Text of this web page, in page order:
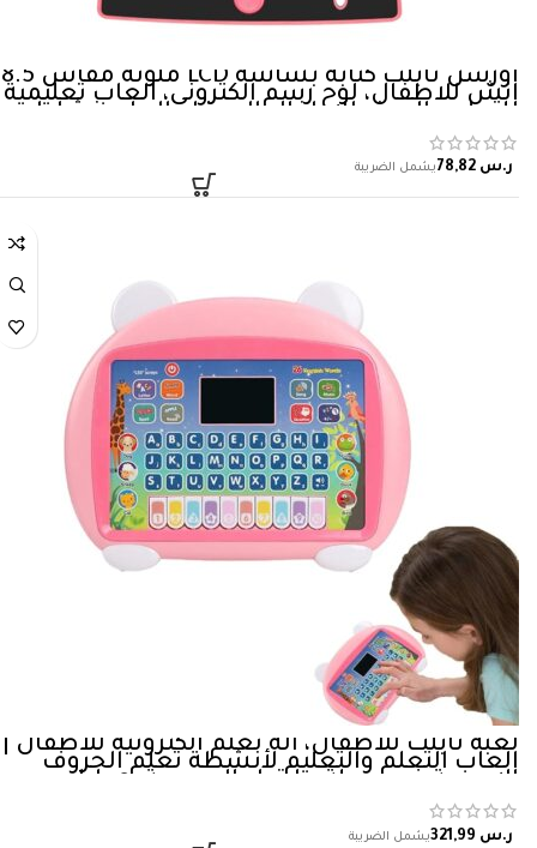
اورسن تابلت كتابة بشاشة LCD ملونة مقاس 8.5
انش للاطفال، لوح رسم الكتروني، العاب تعليمية
للتعلم والسفر للاطفال الصغار، العاب نشاط،
هدايا عيد ميلاد للبنات بعمر 3 4 5 6 7 8 سنوات
ر.س
لعبة تابلت للاطفال، الة تعلم الكترونية للاطفال |
العاب التعلم والتعليم لأنشطة تعلم الحروف
الابجدية في مرحلة ما قبل المدرسة، هدايا عيد
ميلاد للاولاد والبنات والاطفال، زهري
ر.س